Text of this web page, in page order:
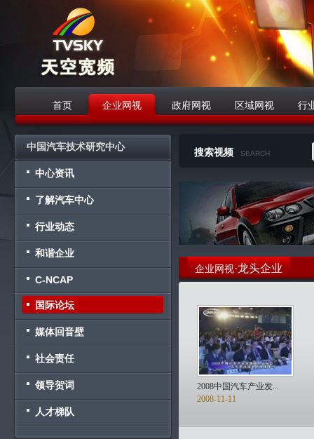
首页 企业网视 政府网视 区域网视 行
中国汽车技术研究中心
中心资讯
了解汽车中心
行业动态
和谐企业
C-NCAP
国际论坛
媒体回音壁
社会责任
领导贺词
人才梯队
搜索视频 SEARCH
企业网视·龙头企业
2008中国汽车产业发...
2008-11-11